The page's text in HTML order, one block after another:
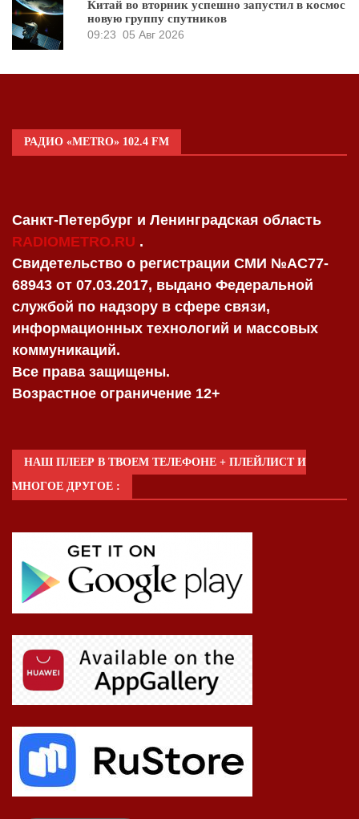
Китай во вторник успешно запустил в космос
новую группу спутников
09:23 05 Авг 2026
РАДИО «METRO» 102.4 FM
Санкт-Петербург и Ленинградская область
RADIOMETRO.RU .
Свидетельство о регистрации СМИ №AC77-
68943 от 07.03.2017, выдано Федеральной
службой по надзору в сфере связи,
информационных технологий и массовых
коммуникаций.
Все права защищены.
Возрастное ограничение 12+
НАШ ПЛЕЕР В ТВОЕМ ТЕЛЕФОНЕ + ПЛЕЙЛИСТ И
МНОГОЕ ДРУГОЕ :